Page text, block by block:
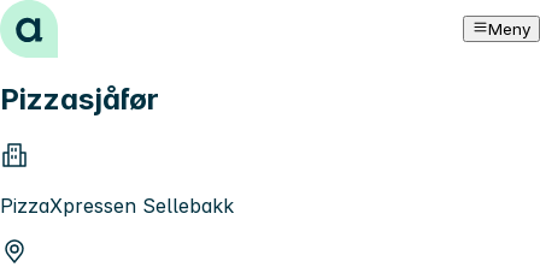
Hopp til innhold Meny
Pizzasjåfør
PizzaXpressen Sellebakk